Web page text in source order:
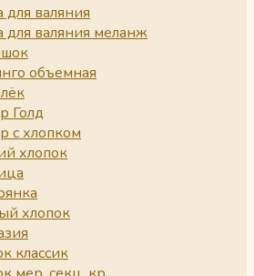
для валяния
для валяния меланж
объемная
Голд
с хлопком
хлопок
хлопок
классик